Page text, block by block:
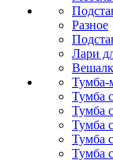
Разное
Лари
Тумба
Тумба
Тумба
Тумба
Тумба